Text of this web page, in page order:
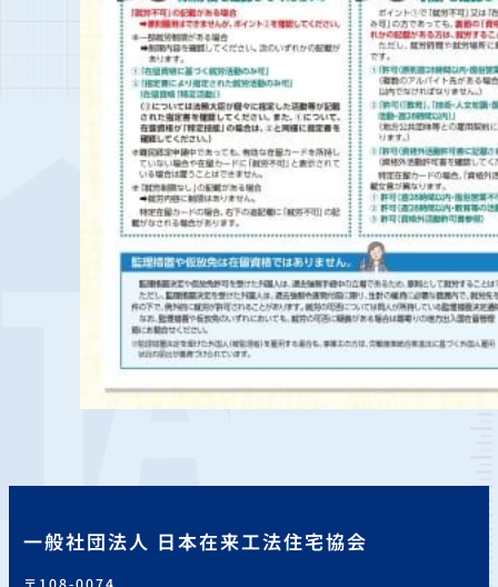
一般社団法人 日本在来工法住宅協会